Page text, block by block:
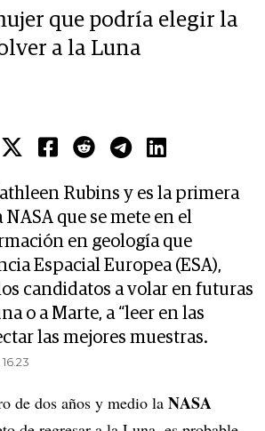
que podría elegir la
a la Luna
Rubins y es la primera
que se mete en el
en geología que
Espacial Europea (ESA),
candidatos a volar en futuras
o a Marte, a “leer en las
las mejores muestras.
de dos años y medio la NASA